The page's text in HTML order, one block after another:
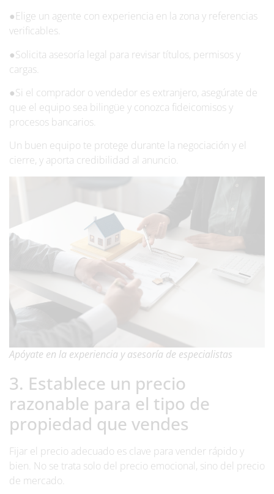
●Elige un agente con experiencia en la zona y referencias
verificables.
●Solicita asesoría legal para revisar títulos, permisos y
cargas.
●Si el comprador o vendedor es extranjero, asegúrate de
que el equipo sea bilingüe y conozca fideicomisos y
procesos bancarios.
Un buen equipo te protege durante la negociación y el
cierre, y aporta credibilidad al anuncio.
Apóyate en la experiencia y asesoría de especialistas
3. Establece un precio
razonable para el tipo de
propiedad que vendes
Fijar el precio adecuado es clave para vender rápido y
bien. No se trata solo del precio emocional, sino del precio
de mercado.